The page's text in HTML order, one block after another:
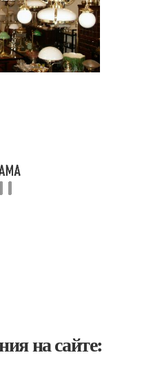
на сайте: